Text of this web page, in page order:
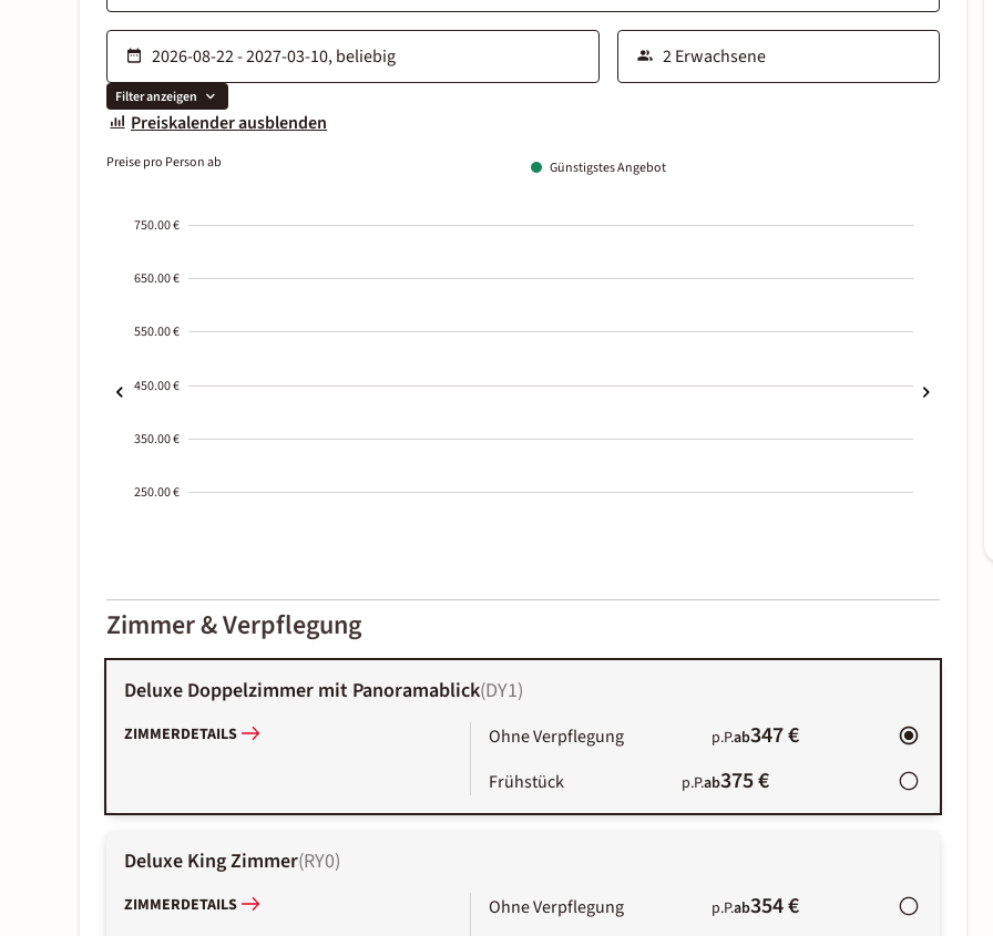
Filter anzeigen
Preiskalender ausblenden
Preise pro Person ab Günstigstes Angebot
750.00 €
650.00 €
550.00 €
450.00 €
350.00 €
250.00 €
01-02
Zimmer & Verpflegung
Deluxe Doppelzimmer mit Panoramablick(DY1)
ZIMMERDETAILS Ohne Verpflegung p.P.ab347 €
Frühstück p.P.ab375 €
Deluxe King Zimmer(RY0)
ZIMMERDETAILS Ohne Verpflegung p.P.ab354 €